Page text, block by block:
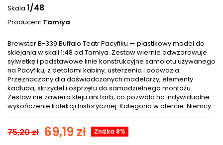
Skala 1/48
Producent Tamiya
Brewster B-339 Buffalo Teatr Pacyfiku — plastikowy model do
sklejania w skali 1:48 od Tamiya. Zestaw wiernie odwzorowuje
sylwetkę i podstawowe linie konstrukcyjne samolotu używanego
na Pacyfiku, z detalami kabiny, usterzenia i podwozia.
Przeznaczony dla doświadczonych modelarzy; elementy
kadłuba, skrzydeł i osprzętu do samodzielnego montażu.
Zestaw nie zawiera kleju ani farb, co pozwala na indywidualne
wykończenie kolekcji historycznej. Kategoria w ofercie: Niemcy.
75,20 zł 69,19 zł Zniżka 8%